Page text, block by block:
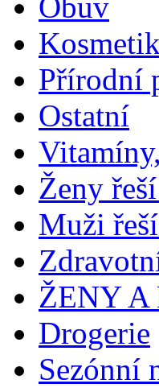
Přírodní
Ostatní
Ženy
Muži
ŽENY A
Drogerie
Sezónní